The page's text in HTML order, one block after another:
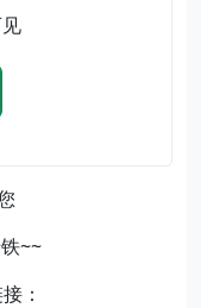
~~
：